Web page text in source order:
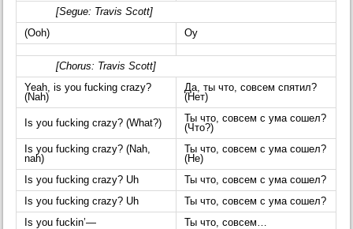
[Segue: Travis Scott]
(Ooh)
Оу
[Chorus: Travis Scott]
Yeah, is you fucking crazy?
(Nah)
Да, ты что, совсем спятил?
(Нет)
Is you fucking crazy? (What?)
Ты что, совсем с ума сошел?
(Что?)
Is you fucking crazy? (Nah,
nah)
Ты что, совсем с ума сошел?
(Не)
Is you fucking crazy? Uh
Ты что, совсем с ума сошел?
Is you fucking crazy? Uh
Ты что, совсем с ума сошел?
Is you fuckin’—
Ты что, совсем…